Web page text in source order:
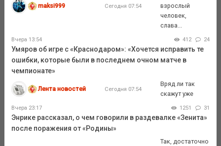
maksi999 Сегодня 07:54
взрослый
человек,
слава...
Вчера 13:54 412 24
Умяров об игре с «Краснодаром»: «Хочется исправить те
ошибки, которые были в последнем очном матче в
чемпионате»
Лента новостей Сегодня 07:54
Вряд ли так
скажут уже
Вчера 23:17 1251 31
Энрике рассказал, о чем говорили в раздевалке «Зенита»
после поражения от «Родины»
Так, достаточно